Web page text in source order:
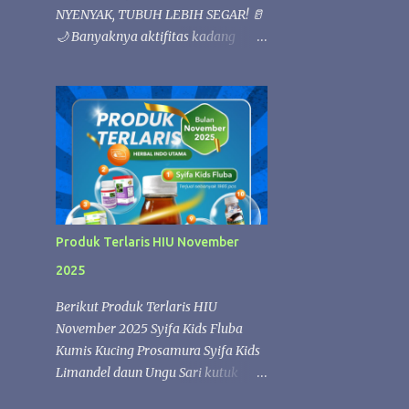
NYENYAK, TUBUH LEBIH SEGAR! 🥛
🌙 Banyaknya aktifitas kadang
untuk menjaga kesehatan tubuh.
Kandungan nutrisi alami dalam susu
kambing Etawafood dapat
membantu memenuhi kebutuhan
gizi harian, sehingga tubuh lebih
rileks dan nyaman saat beristirahat.
✨ Etawafood kaya akan nutrisi
dan kebugaran tubuh. Saat tubuh
mendapatkan asupan yang cukup,
proses pemulihan selama tidur
berlangsung lebih optimal sehingga
Anda dapat bangun dengan
Produk Terlaris HIU November
2025
Berikut Produk Terlaris HIU
November 2025 Syifa Kids Fluba
Kumis Kucing Prosamura Syifa Kids
Limandel daun Ungu Sari kutuk